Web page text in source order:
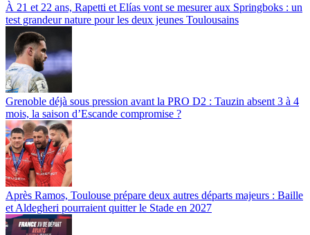
À 21 et 22 ans, Rapetti et Elías vont se mesurer aux Springboks : un
test grandeur nature pour les deux jeunes Toulousains
Grenoble déjà sous pression avant la PRO D2 : Tauzin absent 3 à 4
mois, la saison d’Escande compromise ?
Après Ramos, Toulouse prépare deux autres départs majeurs : Baille
et Aldegheri pourraient quitter le Stade en 2027